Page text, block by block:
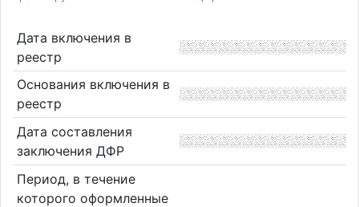
Дата включения в
реестр
Основания включения в
реестр
Дата составления
заключения ДФР
Период, в течение
которого оформленные